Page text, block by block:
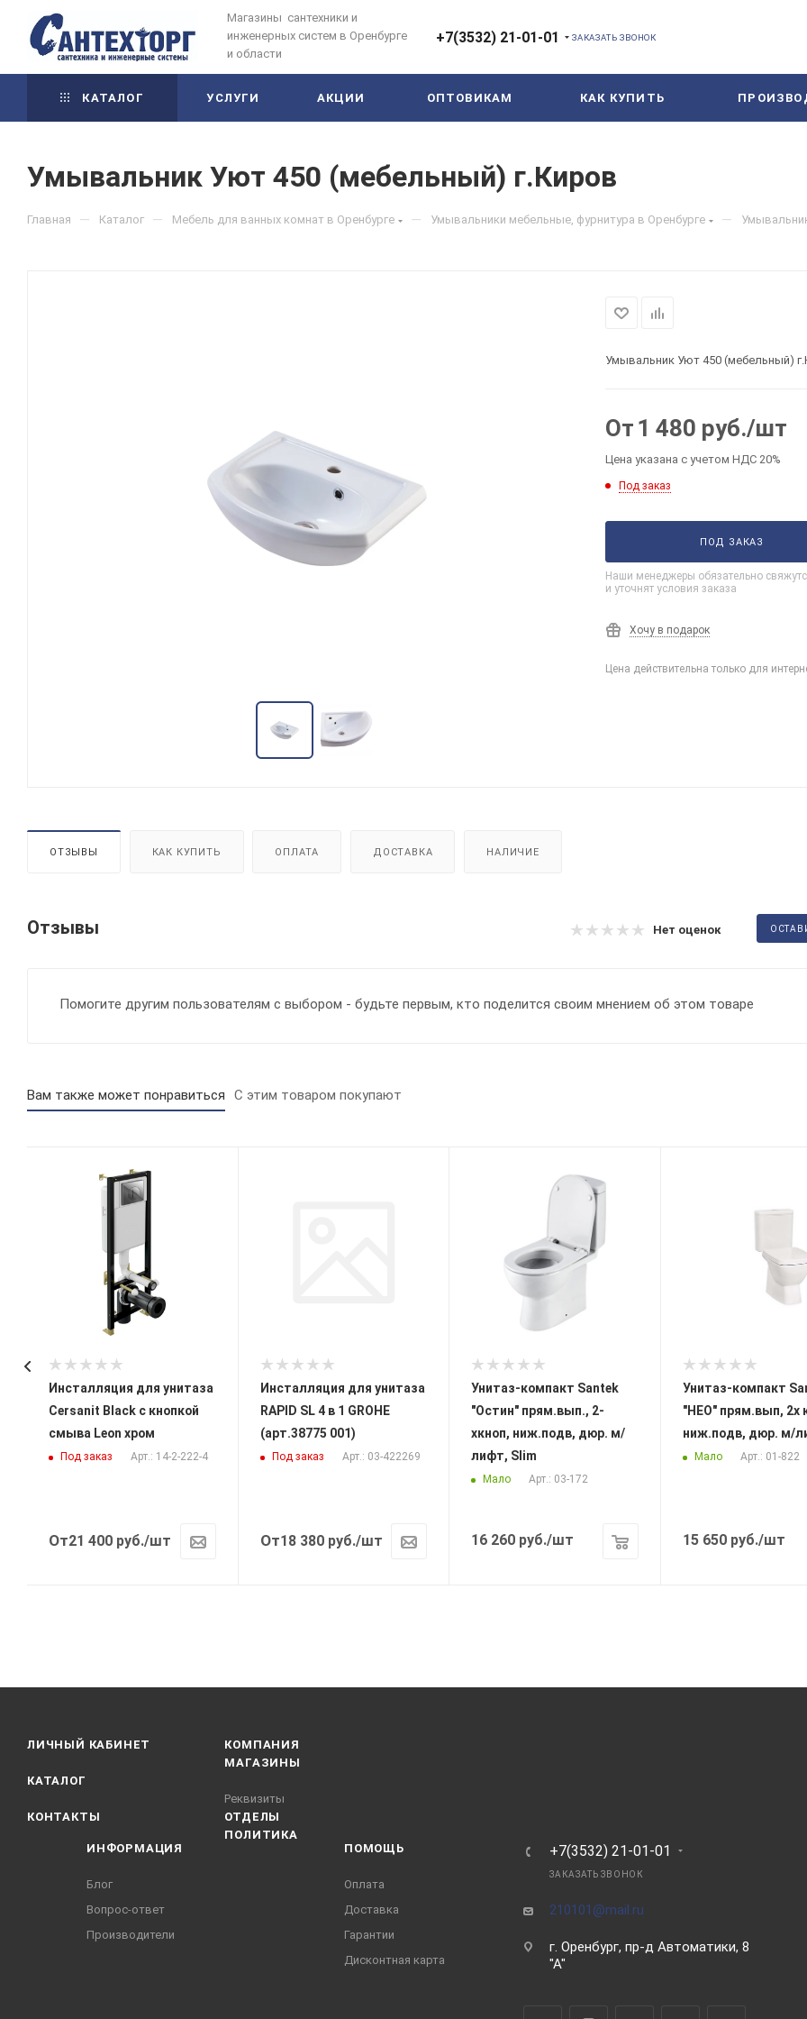
Магазины сантехники и
инженерных систем в Оренбурге
и области
+7(3532) 21-01-01 ЗАКАЗАТЬ ЗВОНОК
КАТАЛОГ УСЛУГИ АКЦИИ ОПТОВИКАМ КАК КУПИТЬ
Умывальник Уют 450 (мебельный) г.Киров
Главная — Каталог — Мебель для ванных комнат в Оренбурге — Умывальники мебельные, фурнитура в Оренбурге —
Умывальник Уют 450 (мебельный)
От 1 480 руб./шт
Цена указана с учетом НДС 20%
Под заказ
ПОД ЗАКАЗ
Наши менеджеры обязательно
и уточнят условия заказа
Хочу в подарок
Цена действительна только для
ОТЗЫВЫ КАК КУПИТЬ ОПЛАТА ДОСТАВКА НАЛИЧИЕ
Отзывы Нет оценок
Помогите другим пользователям с выбором - будьте первым, кто поделится своим мнением об этом товаре
Вам также может понравиться С этим товаром покупают
Инсталляция для унитаза
Cersanit Black с кнопкой
смыва Leon хром
Под заказ Арт.: 14-2-222-4
От21 400 руб./шт
Инсталляция для унитаза
RAPID SL 4 в 1 GROHE
(арт.38775 001)
Под заказ Арт.: 03-422269
От18 380руб./шт
Унитаз-компакт Santek
"Остин" прям.вып., 2-
хкноп, ниж.подв, дюр. м/
лифт, Slim
Мало Арт.: 03-172
16 260 руб./шт
Унитаз-компакт
"НЕО" прям.вып, 2х кноп,
ниж.подв, дюр. м/
Мало Арт.: 01-822
15 650руб./шт
ЛИЧНЫЙ КАБИНЕТ
КАТАЛОГ
КОНТАКТЫ
КОМПАНИЯ
МАГАЗИНЫ
Реквизиты
ОТДЕЛЫ
ПОЛИТИКА
ИНФОРМАЦИЯ
Блог
Вопрос-ответ
Производители
ПОМОЩЬ
Оплата
Доставка
Гарантии
Дисконтная карта
+7(3532) 21-01-01
ЗАКАЗАТЬ ЗВОНОК
210101@mail.ru
г. Оренбург, пр-д Автоматики, 8
"А"